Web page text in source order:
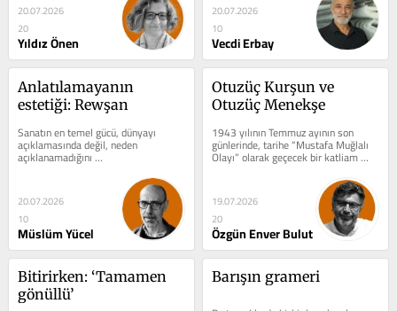
20.07.2026
20
Yıldız Önen
20.07.2026
10
Vecdi Erbay
Anlatılamayanın
estetiği: Rewşan
Sanatın en temel gücü, dünyayı
açıklamasında değil, neden
açıklanamadığını
hissettirebilmesinde yatar. Akıl,
20.07.2026
10
Müslüm Yücel
Otuzüç Kurşun ve
Otuzüç Menekşe
1943 yılının Temmuz ayının son
günlerinde, tarihe “Mustafa Muğlalı
Olayı” olarak geçecek bir katliam
yaşandı. Ahmed Arif “Otuzüç...
19.07.2026
20
Özgün Enver Bulut
Bitirirken: ‘Tamamen
gönüllü’
Barışın grameri